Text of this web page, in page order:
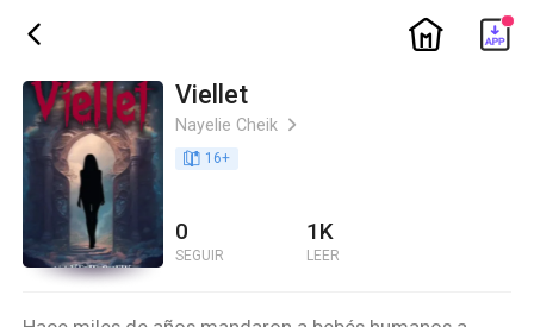
ic_back ic_home
Viellet
Nayelie Cheik ic_arrow_right
book_age 16+
0
SEGUIR
1K
LEER